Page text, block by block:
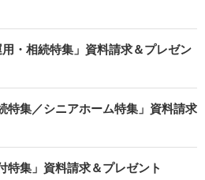
・相続特集」資料請求＆プレゼン
特集／シニアホーム特集」資料請求
特集」資料請求＆プレゼント